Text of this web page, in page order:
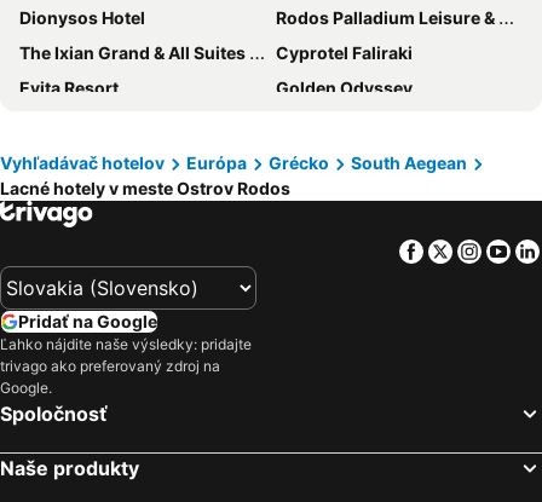
Dionysos Hotel
Rodos Palladium Leisure & Wellness
The Ixian Grand & All Suites - Adults Only Hotel
Cyprotel Faliraki
Evita Resort
Golden Odyssey
Filerimos Village Hotel
Lydia Maris Resort & Spa
Tivoli Hotel
Marathon Hotel
Memphis Beach Hotel
Paralos Rodos Lifestyle
Viva Tourismo Resort naturist club
Sun Palace Hotel
Canvas by Mitsis Petit Palais
The 12th City Hotel
Atrium Prestige Thalasso Spa Resort & Villas
Fantasy - All Inclusive
Vyhľadávač hotelov Európa Grécko
South Aegean
Lacné hotely v meste Ostrov Rodos
Facebook
Twitter
Pridať na Google
Ľahko nájdite naše výsledky: pridajte
trivago ako preferovaný zdroj na
Google.
Spoločnosť
Naše produkty